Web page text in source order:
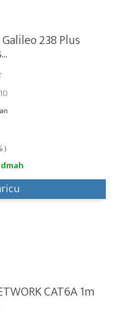
238 Plus
)
CAT6A 1m